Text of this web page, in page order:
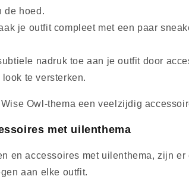
de hoed.
je outfit compleet met een paar
nadruk toe aan je outfit door
te versterken.
Owl-thema een veelzijdig
met uilenthema
en accessoires met uilenthema, zijn
aan elke outfit.